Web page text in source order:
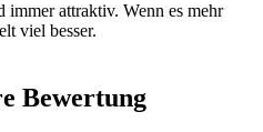
immer attraktiv. Wenn es mehr
viel besser.
Bewertung